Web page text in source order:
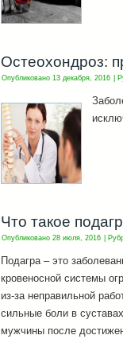
Остеохондроз:
Опубликовано 13 декабря, 2016
Что такое
Опубликовано 28 июля, 2016
Подагра – это
кровеносной системы
из-за неправильной
сильные боли в
мужчины после